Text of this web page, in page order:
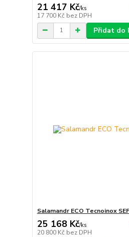
21 417 Kč/ks
17 700 Kč bez DPH
Přidat do
Salamandr ECO Tecnoinox
25 168 Kč/ks
20 800 Kč bez DPH